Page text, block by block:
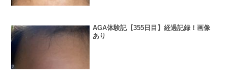
AGA体験記【355日目】経過記録！画像
あり